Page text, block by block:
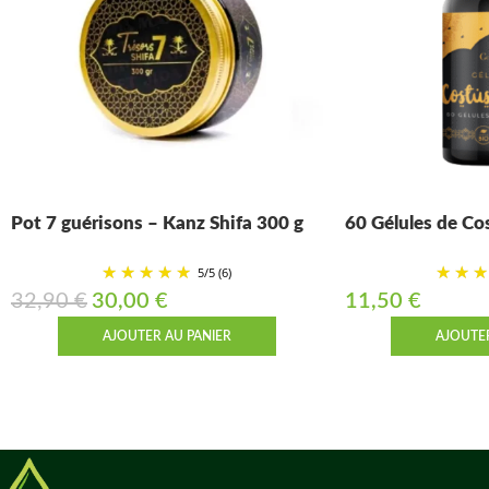
Pot 7 guérisons – Kanz Shifa 300 g
5/5 (6)
32,90€ 30,00 €
AJOUTER AU PANIER
60 Gélules de
11,50 €